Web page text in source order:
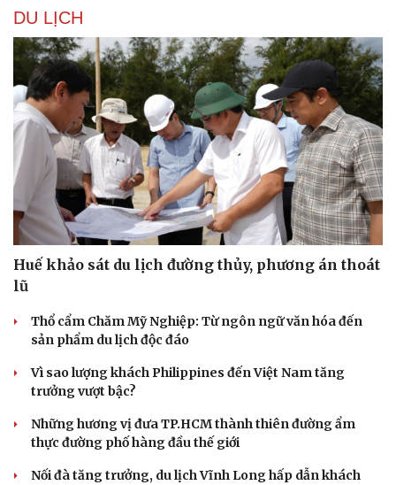
Cải chính
DU LỊCH
Huế khảo sát du lịch đường thủy, phương án thoát
lũ
Thổ cẩm Chăm Mỹ Nghiệp: Từ ngôn ngữ văn hóa đến
sản phẩm du lịch độc đáo
Vì sao lượng khách Philippines đến Việt Nam tăng
trưởng vượt bậc?
Những hương vị đưa TP.HCM thành thiên đường ẩm
thực đường phố hàng đầu thế giới
Nối đà tăng trưởng, du lịch Vĩnh Long hấp dẫn khách